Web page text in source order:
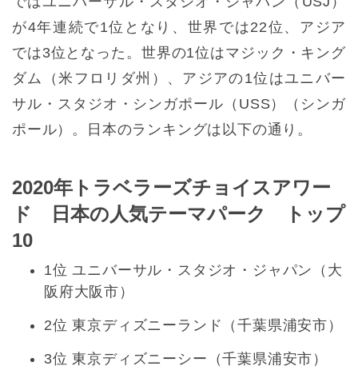
が4年連続で1位となり、世界では22位、アジア
では3位となった。世界の1位はマジック・キング
ダム（米フロリダ州）、アジアの1位はユニバー
サル・スタジオ・シンガポール（USS）（シンガ
ポール）。日本のランキングは以下の通り。
2020年トラベラーズチョイスアワー
ド 日本の人気テーマパーク トップ
10
1位 ユニバーサル・スタジオ・ジャパン（大
阪府大阪市）
2位 東京ディズニーランド（千葉県浦安市）
3位 東京ディズニーシー（千葉県浦安市）